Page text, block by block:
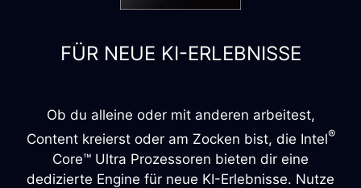
FÜR NEUE KI-ERLEBNISSE
Ob du alleine oder mit anderen arbeitest,
Content kreierst oder am Zocken bist, die Intel®
Core™ Ultra Prozessoren bieten dir eine
dedizierte Engine für neue KI-Erlebnisse. Nutze